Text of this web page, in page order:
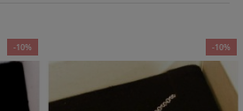
-10% -10%